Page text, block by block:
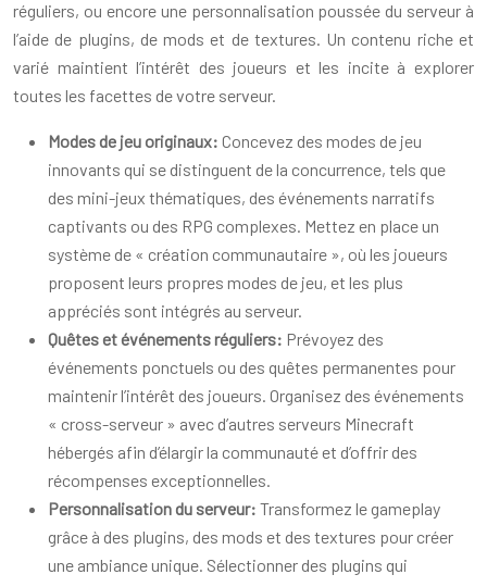
réguliers, ou encore une personnalisation poussée du serveur à
l’aide de plugins, de mods et de textures. Un contenu riche et
varié maintient l’intérêt des joueurs et les incite à explorer
toutes les facettes de votre serveur.
Modes de jeu originaux: Concevez des modes de jeu
innovants qui se distinguent de la concurrence, tels que
des mini-jeux thématiques, des événements narratifs
captivants ou des RPG complexes. Mettez en place un
système de « création communautaire », où les joueurs
proposent leurs propres modes de jeu, et les plus
appréciés sont intégrés au serveur.
Quêtes et événements réguliers: Prévoyez des
événements ponctuels ou des quêtes permanentes pour
maintenir l’intérêt des joueurs. Organisez des événements
« cross-serveur » avec d’autres serveurs Minecraft
hébergés afin d’élargir la communauté et d’offrir des
récompenses exceptionnelles.
Personnalisation du serveur: Transformez le gameplay
grâce à des plugins, des mods et des textures pour créer
une ambiance unique. Sélectionner des plugins qui